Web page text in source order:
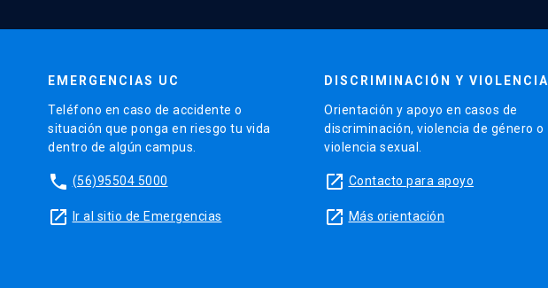
EMERGENCIAS UC
Teléfono en caso de accidente o
situación que ponga en riesgo tu vida
dentro de algún campus.
phone (56)95504 5000
launch Ir al sitio de Emergencias
DISCRIMINACIÓN Y VIOLENCIA
Orientación y apoyo en casos de
discriminación, violencia de género o
violencia sexual.
launch Contacto para apoyo
launch Más orientación